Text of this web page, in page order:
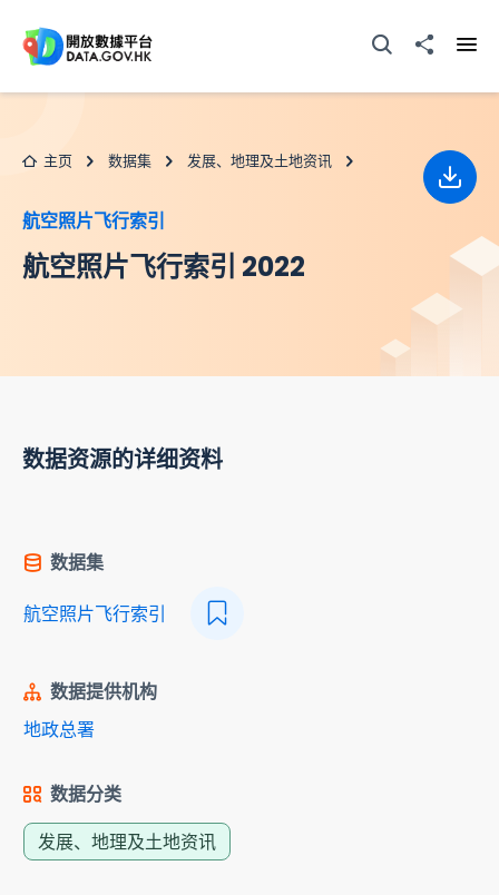
打开搜寻器分享至
主页 数据集 发展、地理及土地资讯
航空照片飞行索引
航空照片飞行索引 2022
下载
数据资源的详细资料
数据集
航空照片飞行索引
数据提供机构
地政总署
数据分类
发展、地理及土地资讯